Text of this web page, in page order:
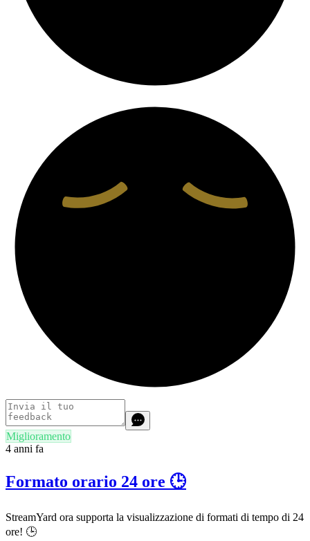
Miglioramento
4 anni fa
Formato orario 24 ore 🕒
StreamYard ora supporta la visualizzazione di formati di tempo di 24
ore! 🕒